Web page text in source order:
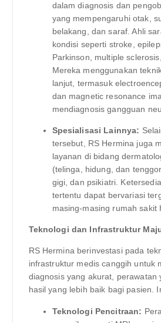
dalam diagnosis dan
yang mempengaruhi otak,
belakang, dan saraf. Ahli
kondisi seperti stroke,
Parkinson, multiple
Mereka menggunakan
lanjut, termasuk
dan magnetic resonance
mendiagnosis gangguan
Spesialisasi Lainnya:
tersebut, RS Hermina juga
layanan di bidang
(telinga, hidung, dan
gigi, dan psikiatri.
tertentu dapat bervariasi
masing-masing rumah sakit
Teknologi dan Infrastruktur
RS Hermina berinvestasi pada
infrastruktur medis canggih untuk
diagnosis yang akurat, perawatan
hasil yang lebih baik bagi pasien.
Teknologi Pencitraan: